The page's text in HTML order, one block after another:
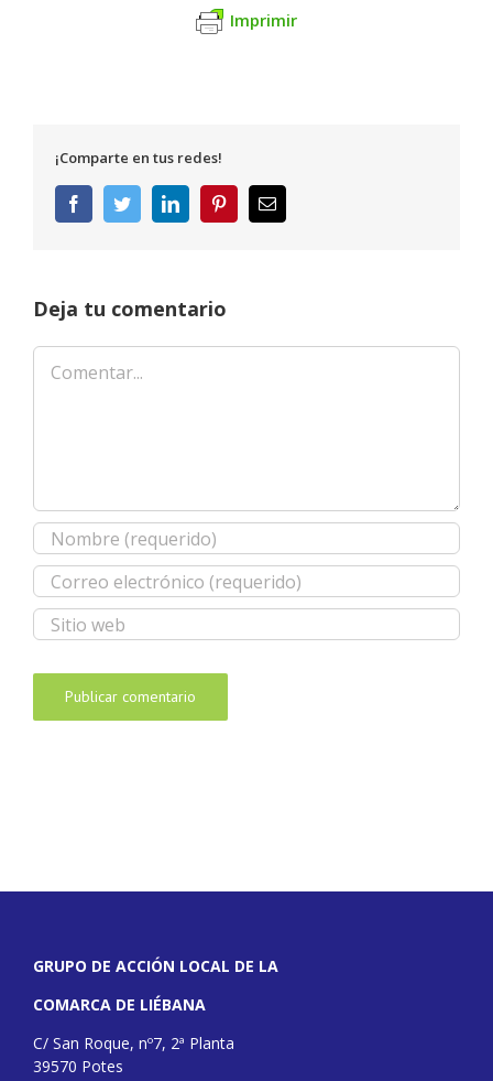
Imprimir
¡Comparte en tus redes!
FacebookTwitterLinkedInPinterestCorreo
electrónico
Deja tu comentario
Comentar
GRUPO DE ACCIÓN LOCAL DE LA
COMARCA DE LIÉBANA
C/ San Roque, nº7, 2ª Planta
39570 Potes